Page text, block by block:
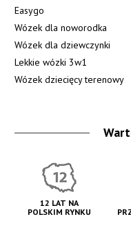
Easygo
Wózek dla noworodka
Wózek dla dziewczynki
Lekkie wózki 3w1
Wózek dziecięcy terenowy
12 LAT NA
POLSKIM RYNKU